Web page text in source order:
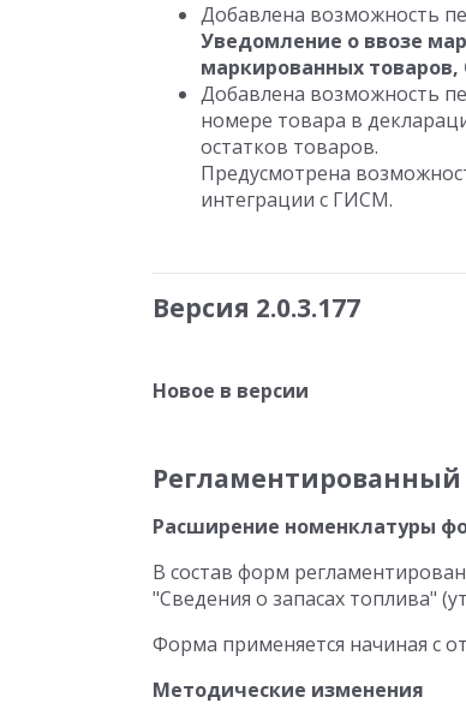
Добавлена возможность
Уведомление о ввозе
маркированных
Добавлена возможность
номере товара в
остатков товаров.
Предусмотрена
интеграции с ГИСМ.
Версия 2.0.3.177
Новое в версии
Регламентированный
Расширение номенклатуры
В состав форм
"Сведения о запасах топлива"
Форма применяется начиная с
Методические изменения